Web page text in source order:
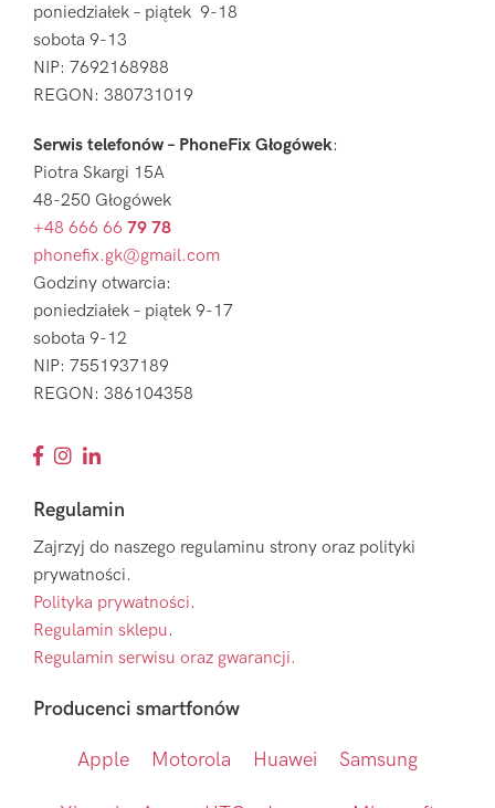
poniedziałek – piątek 9-18
sobota 9-13
NIP: 7692168988
REGON: 380731019
Serwis telefonów – PhoneFix Głogówek:
Piotra Skargi 15A
48-250 Głogówek
+48 666 66 79 78
phonefix.gk@gmail.com
Godziny otwarcia:
poniedziałek – piątek 9-17
sobota 9-12
NIP: 7551937189
REGON: 386104358
Regulamin
Zajrzyj do naszego regulaminu strony oraz polityki
prywatności.
Polityka prywatności.
Regulamin sklepu.
Regulamin serwisu oraz gwarancji.
Producenci smartfonów
Apple Motorola Huawei Samsung